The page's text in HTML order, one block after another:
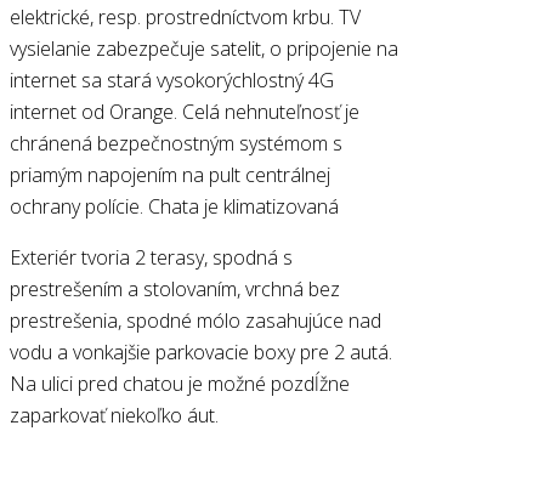
elektrické, resp. prostredníctvom krbu. TV
vysielanie zabezpečuje satelit, o pripojenie na
internet sa stará vysokorýchlostný 4G
internet od Orange. Celá nehnuteľnosť je
chránená bezpečnostným systémom s
priamým napojením na pult centrálnej
ochrany polície. Chata je klimatizovaná
Exteriér tvoria 2 terasy, spodná s
prestrešením a stolovaním, vrchná bez
prestrešenia, spodné mólo zasahujúce nad
vodu a vonkajšie parkovacie boxy pre 2 autá.
Na ulici pred chatou je možné pozdĺžne
zaparkovať niekoľko áut.